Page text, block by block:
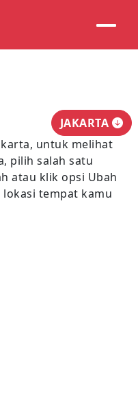
JAKARTA
untuk melihat
pilih salah satu
atau klik opsi Ubah
tempat kamu